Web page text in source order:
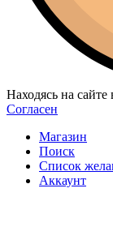
Находясь на сайте
Согласен
Магазин
Поиск
Список
Аккаунт